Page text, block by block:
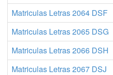
Matriculas Letras 2064 DSF
Matriculas Letras 2065 DSG
Matriculas Letras 2066 DSH
Matriculas Letras 2067 DSJ